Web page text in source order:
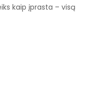
kaip įprasta – visą